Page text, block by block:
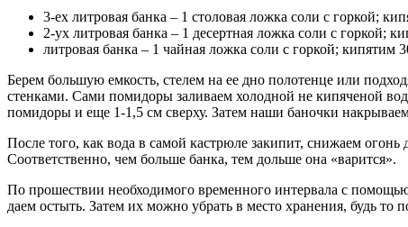
3-ех литровая банка – 1 столовая ложка соли с горкой;
2-ух литровая банка – 1 десертная ложка соли с горкой;
литровая банка – 1 чайная ложка соли с горкой; кипятим
Берем большую емкость, стелем на ее дно полотенце или
стенками. Сами помидоры заливаем холодной не кипяченой
помидоры и еще 1-1,5 см сверху. Затем наши баночки
После того, как вода в самой кастрюле закипит, снижаем
Соответственно, чем больше банка, тем дольше она «варится».
По прошествии необходимого временного интервала с
даем остыть. Затем их можно убрать в место хранения, будь то